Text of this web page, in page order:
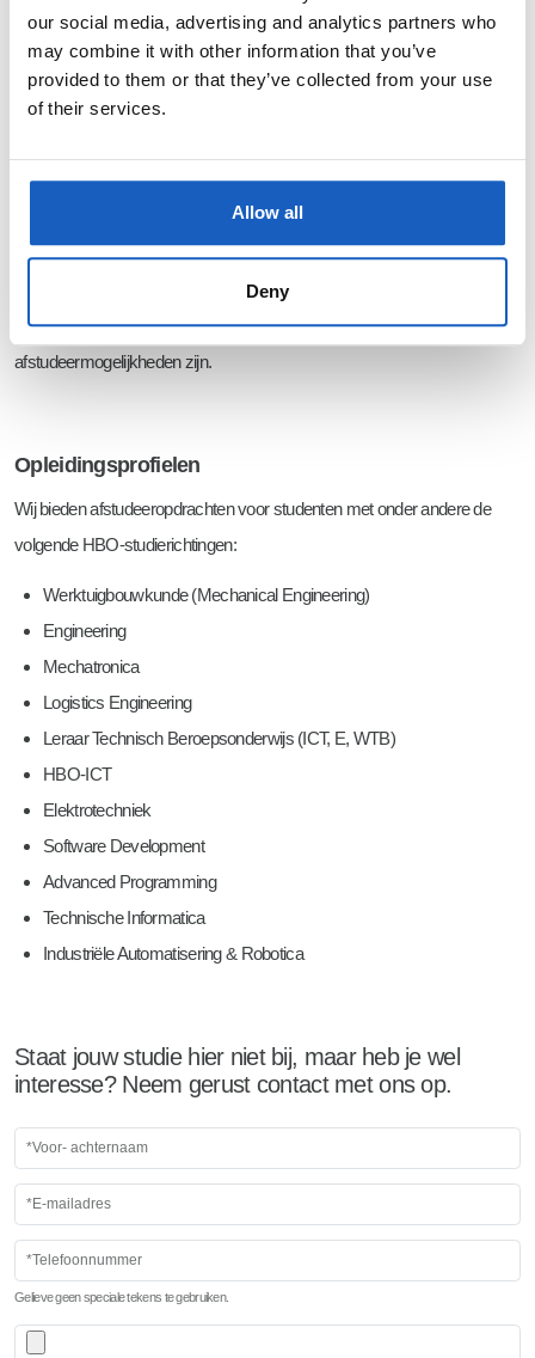
our social media, advertising and analytics partners who
may combine it with other information that you’ve
provided to them or that they’ve collected from your use
of their services.
Allow all
Deny
Optimalisatie van een grote klantopdracht, inclusief robotlassen en
versnelling van productietijd, wat heeft geleid tot gerobotiseerd
ervaring en opleidingsmogelijkheden
Deze opdrachten tonen aan hoe breed en praktijkgericht onze
afstudeermogelijkheden zijn.
Opleidingsprofielen
Wij bieden afstudeeropdrachten voor studenten met onder andere de
volgende HBO-studierichtingen:
Werktuigbouwkunde (Mechanical Engineering)
Engineering
Mechatronica
Logistics Engineering
Leraar Technisch Beroepsonderwijs (ICT, E, WTB)
HBO-ICT
Elektrotechniek
Software Development
Advanced Programming
Technische Informatica
Industriële Automatisering & Robotica
Staat jouw studie hier niet bij, maar heb je wel
interesse? Neem gerust contact met ons op.
Gelieve geen speciale tekens te gebruiken.